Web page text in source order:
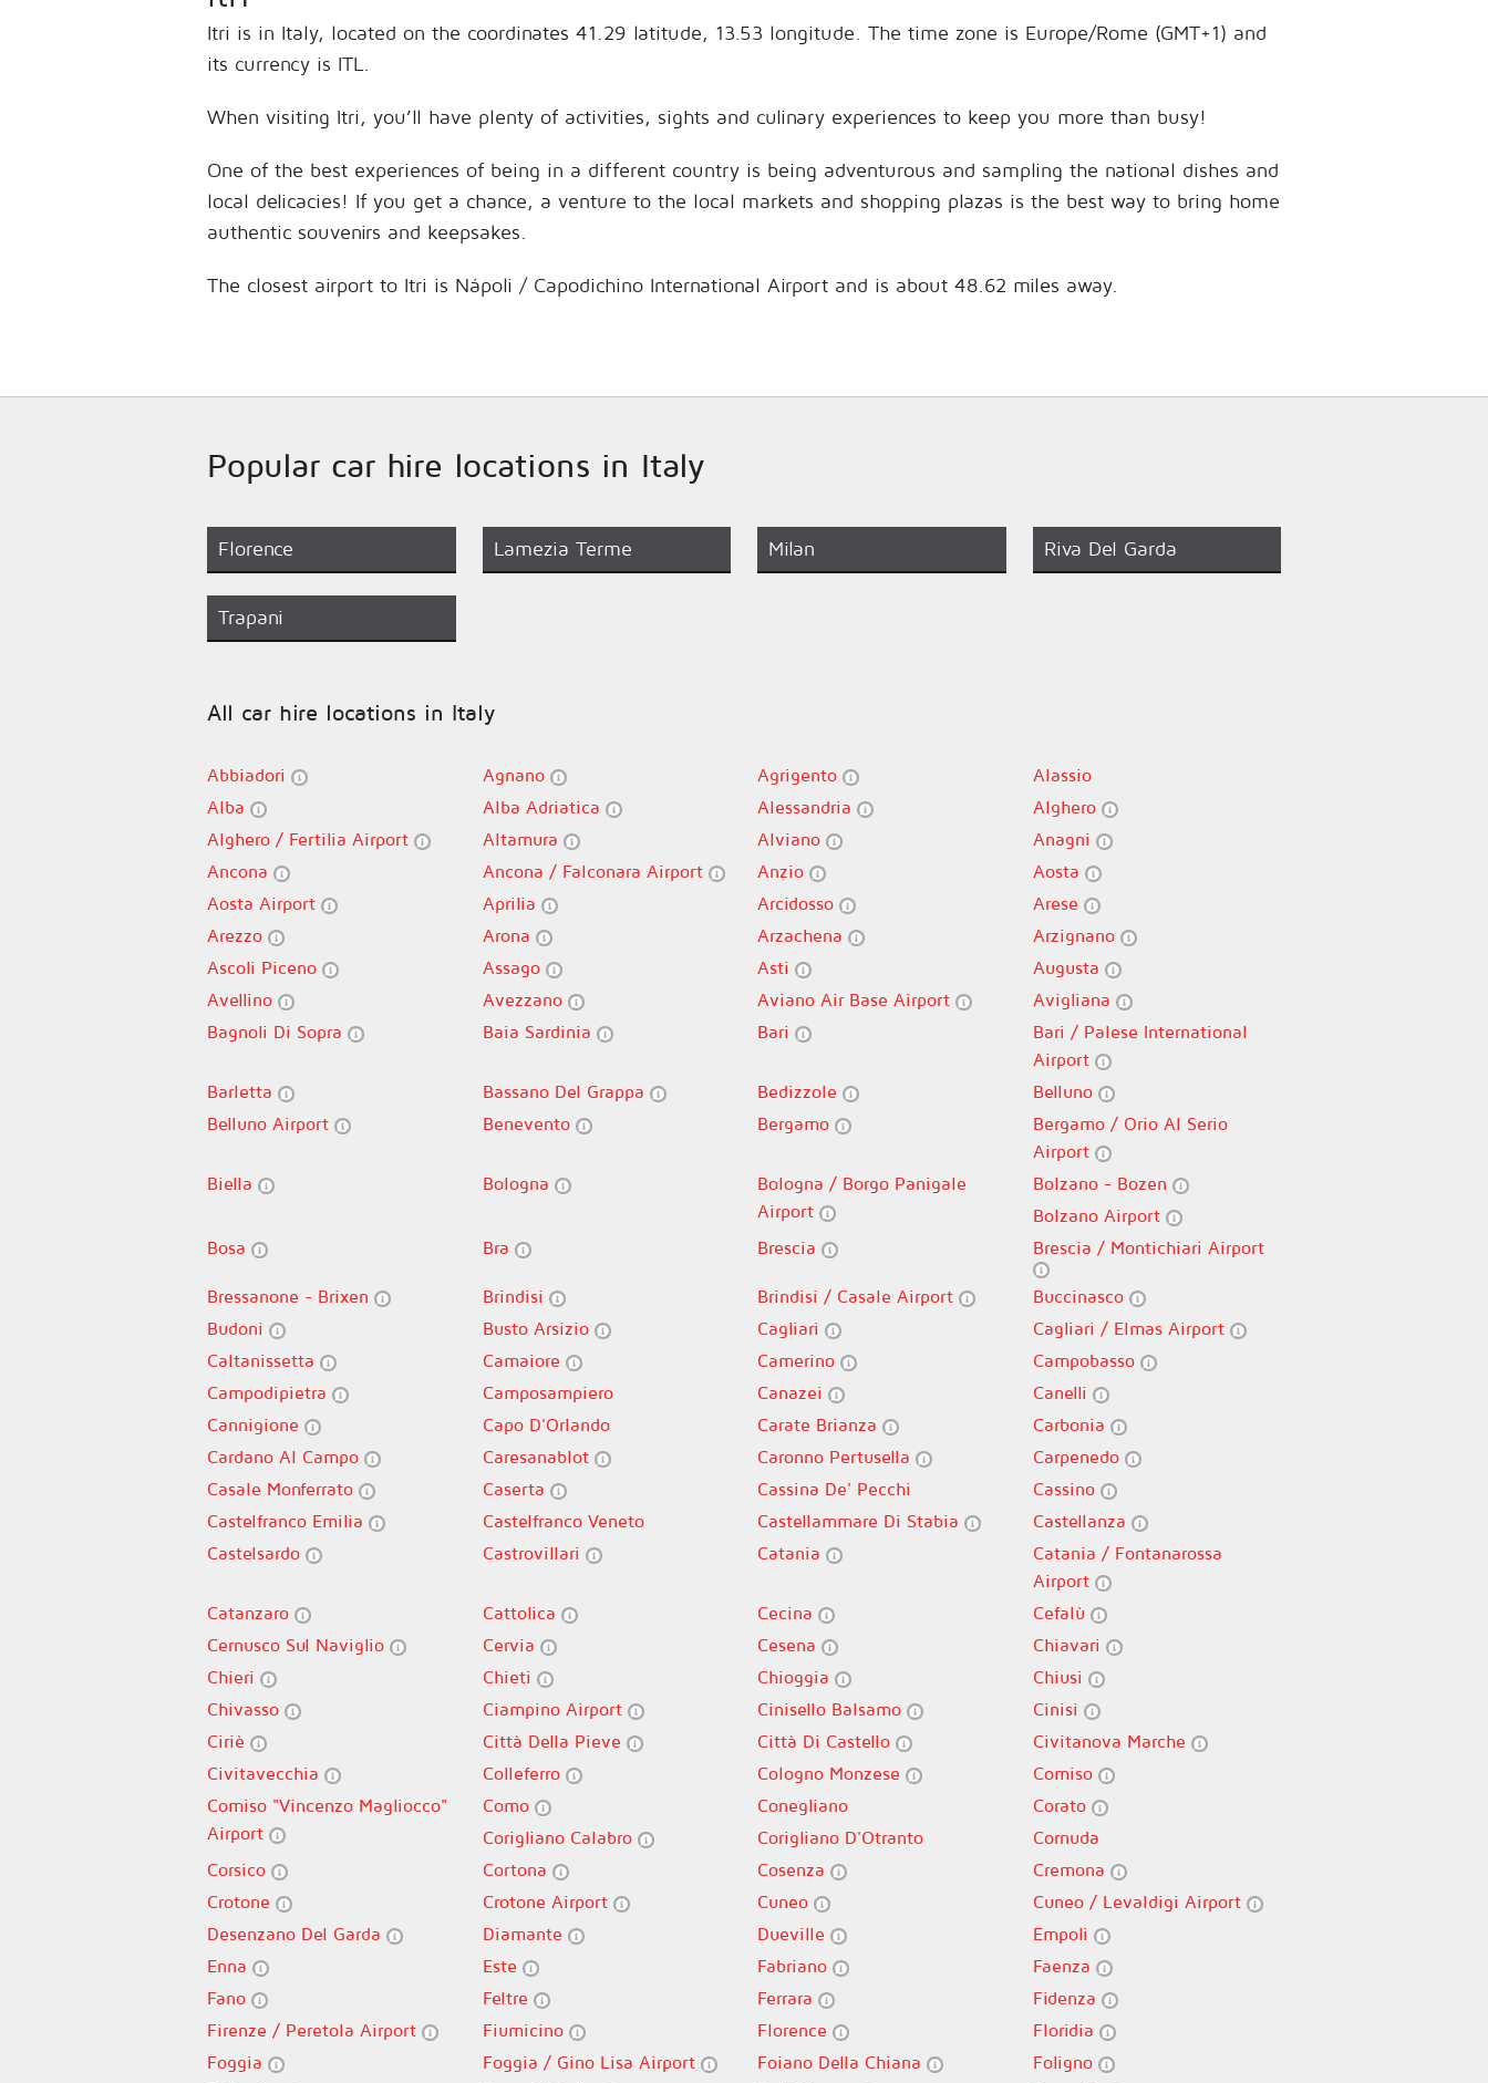
Itri is in Italy, located on the coordinates 41.29 latitude, 13.53 longitude. The time zone is Europe/Rome (GMT+1) and
its currency is ITL.
When visiting Itri, you’ll have plenty of activities, sights and culinary experiences to keep you more than busy!
One of the best experiences of being in a different country is being adventurous and sampling the national dishes and
local delicacies! If you get a chance, a venture to the local markets and shopping plazas is the best way to bring home
authentic souvenirs and keepsakes.
The closest airport to Itri is Nápoli / Capodichino International Airport and is about 48.62 miles away.
Popular car hire locations in Italy
Florence Lamezia Terme Milan Riva Del Garda
Trapani
All car hire locations in Italy
Abbiadori Agnano Agrigento
Alassio
Alba
Alba Adriatica Alessandria
Alghero
Alghero / Fertilia Airport
Altamura Alviano
Anagni
Ancona
Ancona / Falconara Airport Anzio
Aosta
Aosta Airport
Aprilia Arcidosso
Arese
Arezzo
Arona Arzachena
Arzignano
Ascoli Piceno
Assago Asti
Augusta
Avellino
Avezzano Aviano Air Base Airport
Avigliana
Bagnoli Di Sopra
Baia Sardinia Bari
Bari / Palese International
Airport
Barletta
Bassano Del Grappa Bedizzole
Belluno
Belluno Airport
Benevento Bergamo
Bergamo / Orio Al Serio
Airport
Biella
Bologna
Bologna / Borgo Panigale
Airport
Bolzano - Bozen
Bolzano Airport
Bosa
Bra Brescia Brescia / Montichiari Airport
Bressanone - Brixen Brindisi Brindisi / Casale Airport
Buccinasco
Budoni
Busto Arsizio Cagliari
Cagliari / Elmas Airport
Caltanissetta
Camaiore Camerino
Campobasso
Campodipietra
Camposampiero Canazei
Canelli
Cannigione
Capo D'Orlando Carate Brianza
Carbonia
Cardano Al Campo
Caresanablot Caronno Pertusella
Carpenedo
Casale Monferrato
Caserta Cassina De' Pecchi
Cassino
Castelfranco Emilia
Castelfranco Veneto Castellammare Di Stabia
Castellanza
Castelsardo
Castrovillari Catania
Catania / Fontanarossa
Airport
Catanzaro
Cattolica Cecina
Cefalù
Cernusco Sul Naviglio
Cervia Cesena
Chiavari
Chieri
Chieti Chioggia
Chiusi
Chivasso
Ciampino Airport Cinisello Balsamo
Cinisi
Ciriè
Città Della Pieve Città Di Castello
Civitanova Marche
Civitavecchia
Colleferro Cologno Monzese
Comiso
Comiso "Vincenzo Magliocco"
Airport
Como Conegliano
Corato
Corigliano Calabro
Corigliano D'Otranto
Cornuda
Corsico
Cortona Cosenza
Cremona
Crotone
Crotone Airport Cuneo
Cuneo / Levaldigi Airport
Desenzano Del Garda
Diamante Dueville
Empoli
Enna
Este Fabriano
Faenza
Fano
Feltre Ferrara
Fidenza
Firenze / Peretola Airport
Fiumicino Florence
Floridia
Foggia
Foggia / Gino Lisa Airport Foiano Della Chiana
Foligno